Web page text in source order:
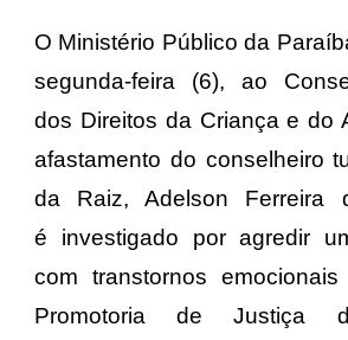
O Ministério Público da
segunda-feira (6), ao
dos Direitos da Criança e do
afastamento do conselheiro
da Raiz, Adelson Ferreira
é investigado por agredir
com transtornos
Promotoria de Justiça